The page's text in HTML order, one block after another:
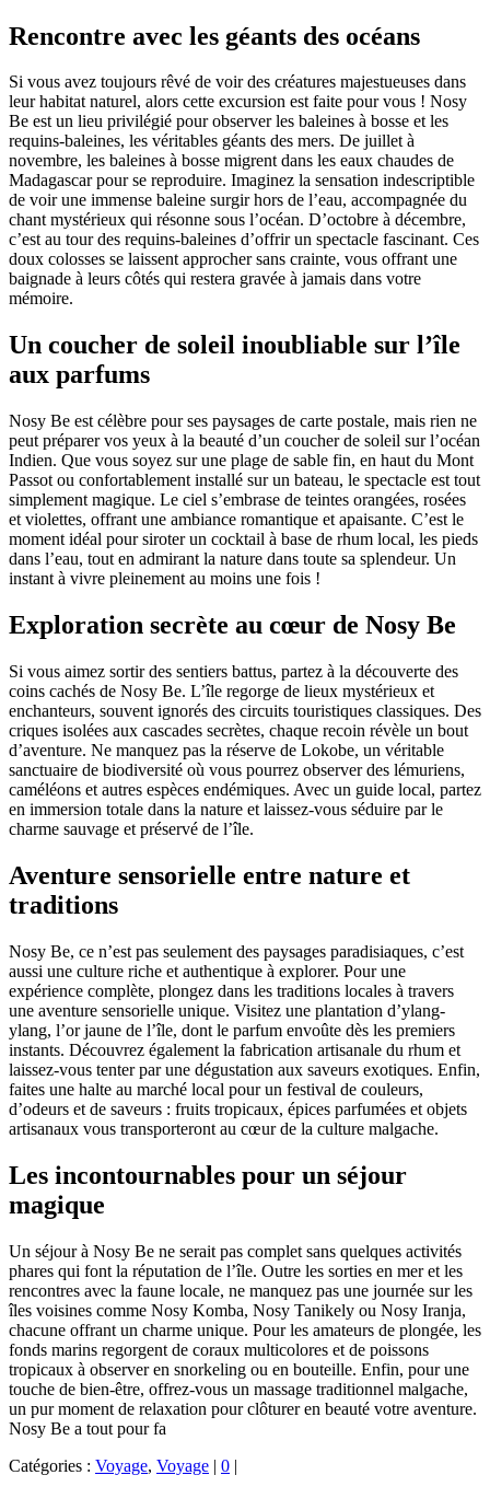
Rencontre avec les géants des océans
Si vous avez toujours rêvé de voir des créatures majestueuses dans
leur habitat naturel, alors cette excursion est faite pour vous ! Nosy
Be est un lieu privilégié pour observer les baleines à bosse et les
requins-baleines, les véritables géants des mers. De juillet à
novembre, les baleines à bosse migrent dans les eaux chaudes de
Madagascar pour se reproduire. Imaginez la sensation indescriptible
de voir une immense baleine surgir hors de l’eau, accompagnée du
chant mystérieux qui résonne sous l’océan. D’octobre à décembre,
c’est au tour des requins-baleines d’offrir un spectacle fascinant. Ces
doux colosses se laissent approcher sans crainte, vous offrant une
baignade à leurs côtés qui restera gravée à jamais dans votre
mémoire.
Un coucher de soleil inoubliable sur l’île
aux parfums
Nosy Be est célèbre pour ses paysages de carte postale, mais rien ne
peut préparer vos yeux à la beauté d’un coucher de soleil sur l’océan
Indien. Que vous soyez sur une plage de sable fin, en haut du Mont
Passot ou confortablement installé sur un bateau, le spectacle est tout
simplement magique. Le ciel s’embrase de teintes orangées, rosées
et violettes, offrant une ambiance romantique et apaisante. C’est le
moment idéal pour siroter un cocktail à base de rhum local, les pieds
dans l’eau, tout en admirant la nature dans toute sa splendeur. Un
instant à vivre pleinement au moins une fois !
Exploration secrète au cœur de Nosy Be
Si vous aimez sortir des sentiers battus, partez à la découverte des
coins cachés de Nosy Be. L’île regorge de lieux mystérieux et
enchanteurs, souvent ignorés des circuits touristiques classiques. Des
criques isolées aux cascades secrètes, chaque recoin révèle un bout
d’aventure. Ne manquez pas la réserve de Lokobe, un véritable
sanctuaire de biodiversité où vous pourrez observer des lémuriens,
caméléons et autres espèces endémiques. Avec un guide local, partez
en immersion totale dans la nature et laissez-vous séduire par le
charme sauvage et préservé de l’île.
Aventure sensorielle entre nature et
traditions
Nosy Be, ce n’est pas seulement des paysages paradisiaques, c’est
aussi une culture riche et authentique à explorer. Pour une
expérience complète, plongez dans les traditions locales à travers
une aventure sensorielle unique. Visitez une plantation d’ylang-
ylang, l’or jaune de l’île, dont le parfum envoûte dès les premiers
instants. Découvrez également la fabrication artisanale du rhum et
laissez-vous tenter par une dégustation aux saveurs exotiques. Enfin,
faites une halte au marché local pour un festival de couleurs,
d’odeurs et de saveurs : fruits tropicaux, épices parfumées et objets
artisanaux vous transporteront au cœur de la culture malgache.
Les incontournables pour un séjour
magique
Un séjour à Nosy Be ne serait pas complet sans quelques activités
phares qui font la réputation de l’île. Outre les sorties en mer et les
rencontres avec la faune locale, ne manquez pas une journée sur les
îles voisines comme Nosy Komba, Nosy Tanikely ou Nosy Iranja,
chacune offrant un charme unique. Pour les amateurs de plongée, les
fonds marins regorgent de coraux multicolores et de poissons
tropicaux à observer en snorkeling ou en bouteille. Enfin, pour une
touche de bien-être, offrez-vous un massage traditionnel malgache,
un pur moment de relaxation pour clôturer en beauté votre aventure.
Nosy Be a tout pour fa
Catégories : Voyage, Voyage | 0 |